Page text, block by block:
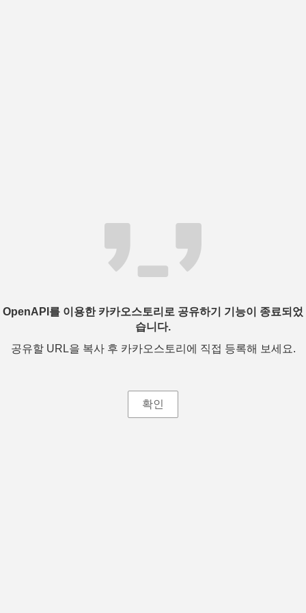
OpenAPI를 이용한 카카오스토리로 공유하기 기능이 종료되었
습니다.
공유할 URL을 복사 후 카카오스토리에 직접 등록해 보세요.
확인